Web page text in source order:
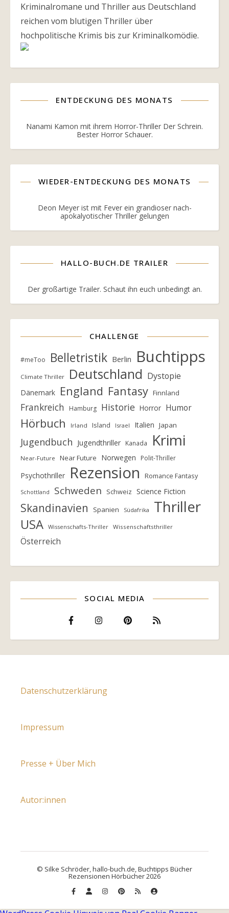
Kriminalromane und Thriller aus Deutschland
reichen vom blutigen Thriller über
hochpolitische Krimis bis zur Kriminalkomödie.
ENTDECKUNG DES MONATS
Nanami Kamon mit ihrem Horror-Thriller Der Schrein.
Bester Horror Schauer.
WIEDER-ENTDECKUNG DES MONATS
Deon Meyer ist mit Fever ein grandioser nach-
apokalyotischer Thriller gelungen
HALLO-BUCH.DE TRAILER
Der großartige Trailer. Schaut ihn euch unbedingt an.
CHALLENGE
#meToo Belletristik Berlin Buchtipps
Climate Thriller Deutschland Dystopie
Dänemark England Fantasy Finnland
Frankreich Hamburg Historie Horror Humor
Hörbuch Irland Island Israel Italien Japan
Jugendbuch Jugendthriller Kanada Krimi
Near-Future Near Future Norwegen Polit-Thriller
Psychothriller Rezension Romance Fantasy
Schottland Schweden Schweiz Science Fiction
Skandinavien Spanien Südafrika Thriller
USA Wissenschafts-Thriller Wissenschaftsthriller
Österreich
SOCIAL MEDIA
Datenschutzerklärung
Impressum
Presse + Über Mich
Autor:innen
© Silke Schröder, hallo-buch.de, Buchtipps Bücher
Rezensionen Hörbücher 2026